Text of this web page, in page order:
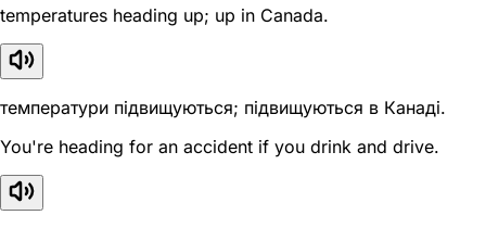
temperatures heading up; up in Canada.
температури підвищуються; підвищуються в Канаді.
You're heading for an accident if you drink and drive.